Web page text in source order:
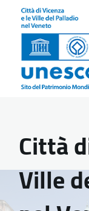
Città
Ville